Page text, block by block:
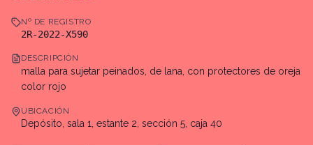
Nº DE REGISTRO
2R-2022-X590
DESCRIPCIÓN
malla para sujetar peinados, de lana, con protectores de oreja
color rojo
UBICACIÓN
Depósito, sala 1, estante 2, sección 5, caja 40